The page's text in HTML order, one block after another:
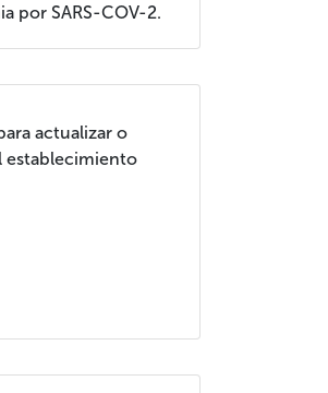
por SARS-COV-2.
actualizar o
establecimiento